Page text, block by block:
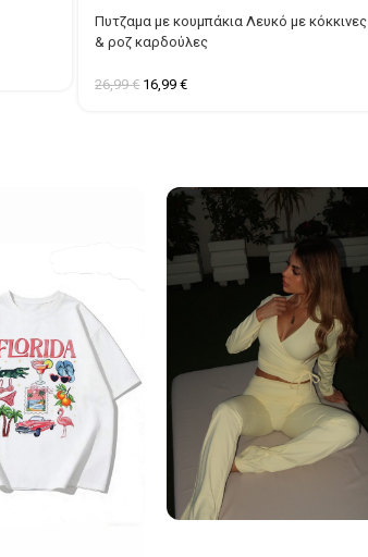
Πυτζαμα με κουμπάκια Λευκό με κόκκινες
& ροζ καρδούλες
26,99€ 16,99€